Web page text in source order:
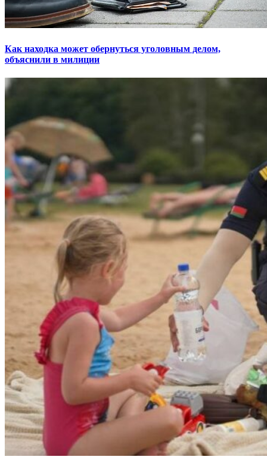
Как находка может обернуться уголовным делом,
объяснили в милиции